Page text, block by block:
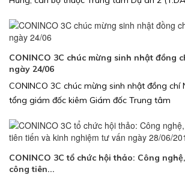
CONINCO 3C chúc mừng sinh nhật đồng
ngày 24/06
CONINCO 3C chúc mừng sinh nhật đồng chí
tổng giám đốc kiêm Giám đốc Trung tâm
CONINCO 3C tổ chức hội thảo: Công
công tiên...